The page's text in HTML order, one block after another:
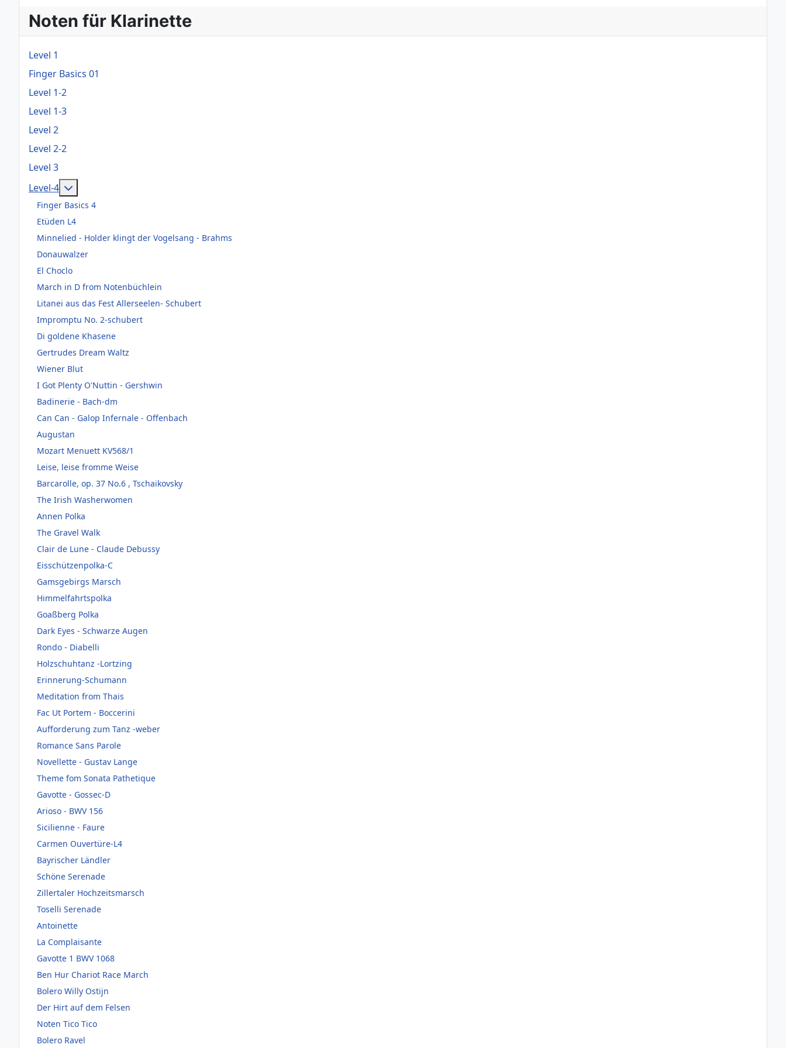
Noten für Klarinette
Level 1
Finger Basics 01
Level 1-2
Level 1-3
Level 2
Level 2-2
Level 3
Level-4
Finger Basics 4
Etüden L4
Minnelied - Holder klingt der Vogelsang - Brahms
Donauwalzer
El Choclo
March in D from Notenbüchlein
Litanei aus das Fest Allerseelen- Schubert
Impromptu No. 2-schubert
Di goldene Khasene
Gertrudes Dream Waltz
Wiener Blut
I Got Plenty O'Nuttin - Gershwin
Badinerie - Bach-dm
Can Can - Galop Infernale - Offenbach
Augustan
Mozart Menuett KV568/1
Leise, leise fromme Weise
Barcarolle, op. 37 No.6 , Tschaikovsky
The Irish Washerwomen
Annen Polka
The Gravel Walk
Clair de Lune - Claude Debussy
Eisschützenpolka-C
Gamsgebirgs Marsch
Himmelfahrtspolka
Goaßberg Polka
Dark Eyes - Schwarze Augen
Rondo - Diabelli
Holzschuhtanz -Lortzing
Erinnerung-Schumann
Meditation from Thais
Fac Ut Portem - Boccerini
Aufforderung zum Tanz -weber
Romance Sans Parole
Novellette - Gustav Lange
Theme fom Sonata Pathetique
Gavotte - Gossec-D
Arioso - BWV 156
Sicilienne - Faure
Carmen Ouvertüre-L4
Bayrischer Ländler
Schöne Serenade
Zillertaler Hochzeitsmarsch
Toselli Serenade
Antoinette
La Complaisante
Gavotte 1 BWV 1068
Ben Hur Chariot Race March
Bolero Willy Ostijn
Der Hirt auf dem Felsen
Noten Tico Tico
Bolero Ravel